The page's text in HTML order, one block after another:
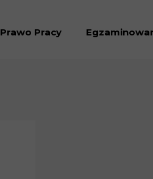
Prawo Pracy